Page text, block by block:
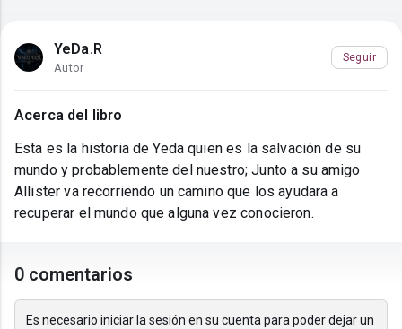
YeDa.R
Autor
Seguir
Acerca del libro
Esta es la historia de Yeda quien es la salvación de su
mundo y probablemente del nuestro; Junto a su amigo
Allister va recorriendo un camino que los ayudara a
recuperar el mundo que alguna vez conocieron.
0 comentarios
Es necesario iniciar la sesión en su cuenta para poder dejar un